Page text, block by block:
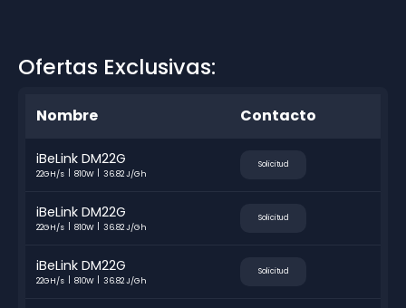
Ofertas Exclusivas:
Nombre Contacto
iBeLink DM22G
22GH/s 810W 36.82 J/Gh
Solicitud
iBeLink DM22G
22GH/s 810W 36.82 J/Gh
Solicitud
iBeLink DM22G
22GH/s 810W 36.82 J/Gh
Solicitud